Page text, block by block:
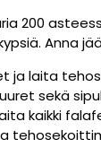
200
Anna
ja laita
sekä
kaikki